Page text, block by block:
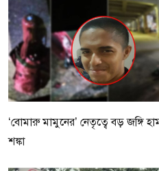
‘বোমারু মামুনের’ নেতৃত্বে বড় জঙ্গি
শঙ্কা